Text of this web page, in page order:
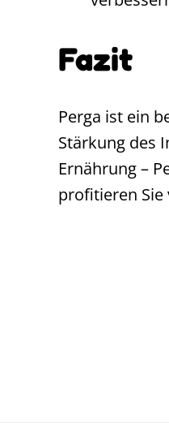
Fazit
Perga ist ein
Stärkung des
Ernährung –
profitieren Sie